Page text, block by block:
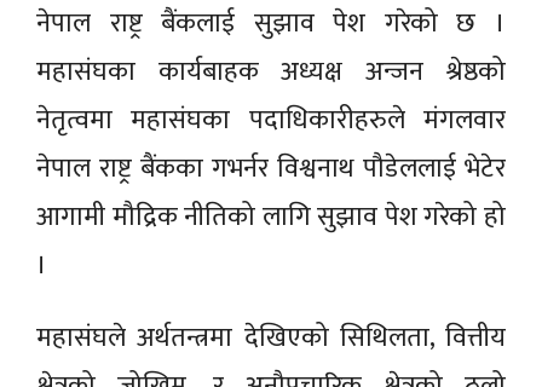
नेपाल राष्ट्र बैंकलाई सुझाव पेश गरेको छ ।
महासंघका कार्यबाहक अध्यक्ष अन्जन श्रेष्ठको
नेतृत्वमा महासंघका पदाधिकारीहरुले मंगलवार
नेपाल राष्ट्र बैंकका गभर्नर विश्वनाथ पौडेललाई भेटेर
आगामी मौद्रिक नीतिको लागि सुझाव पेश गरेको हो
।
महासंघले अर्थतन्त्रमा देखिएको सिथिलता, वित्तीय